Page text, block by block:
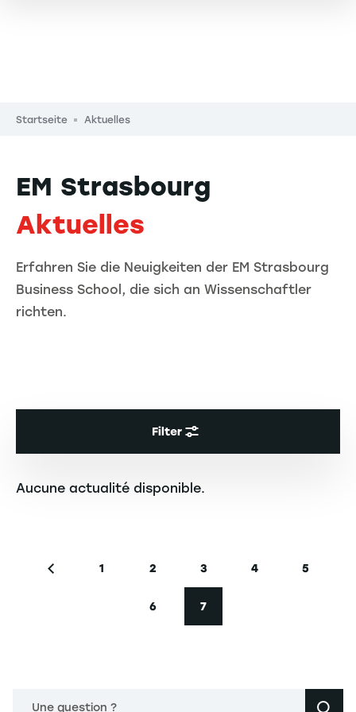
Pfadnavigation
Startseite Aktuelles
EM Strasbourg
Aktuelles
Erfahren Sie die Neuigkeiten der EM Strasbourg
Business School, die sich an Wissenschaftler
richten.
Filter
Aucune actualité disponible.
Vorherige Seite
Seite
1
Seite
2
Seite
3
Seite
4
Seite
5
Seite
6
Aktuelle Seite
7
Une question ?